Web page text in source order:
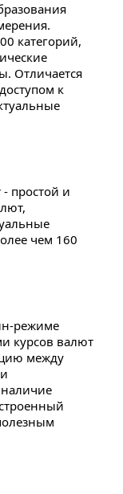
категорий,
Отличается
к
- простой и
чем 160
режиме
курсов валют
между